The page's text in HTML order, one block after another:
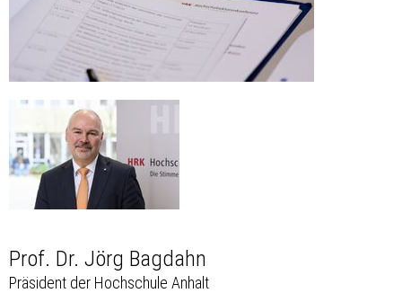
Prof. Dr. Jörg Bagdahn
Präsident der Hochschule Anhalt